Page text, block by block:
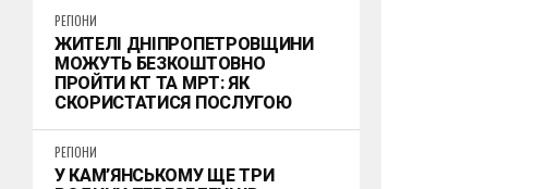
РЕГІОНИ
ЖИТЕЛІ ДНІПРОПЕТРОВЩИНИ
МОЖУТЬ БЕЗКОШТОВНО
ПРОЙТИ КТ ТА МРТ: ЯК
СКОРИСТАТИСЯ ПОСЛУГОЮ
РЕГІОНИ
У КАМ’ЯНСЬКОМУ ЩЕ ТРИ